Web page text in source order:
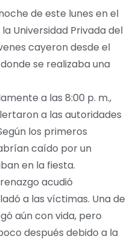
de este lunes en el
Universidad Privada del
cayeron desde el
se realizaba una
a las 8:00 p. m.,
a las autoridades
los primeros
caído por un
en la fiesta.
acudió
a las víctimas. Una de
aún con vida, pero
después debido a la